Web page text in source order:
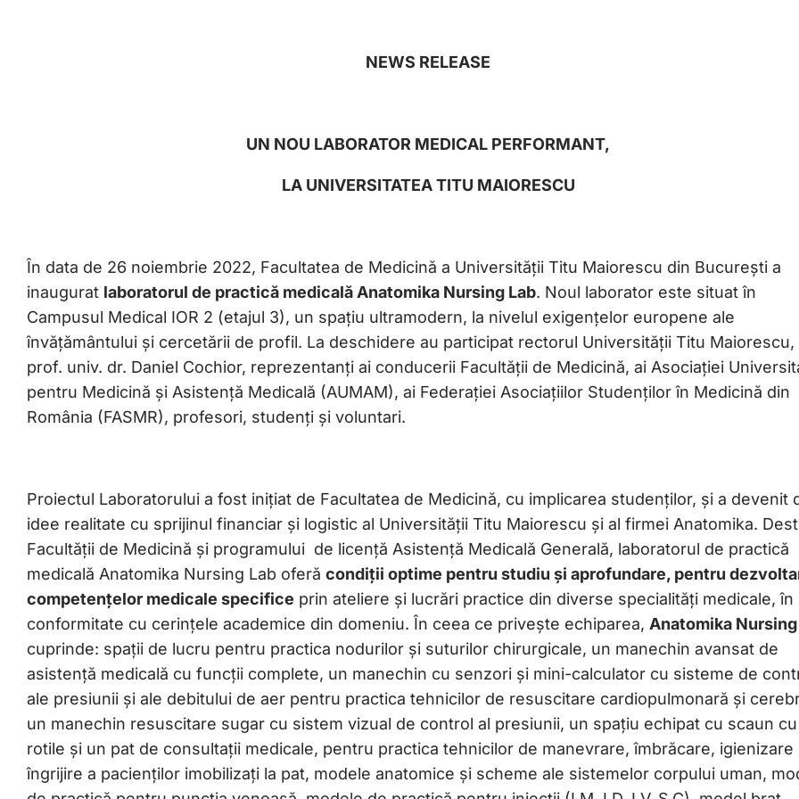
NEWS RELEASE
UN NOU LABORATOR MEDICAL PERFORMANT,
LA UNIVERSITATEA TITU MAIORESCU
În data de 26 noiembrie 2022, Facultatea de Medicină a Universității Titu Maiorescu din București a
inaugurat laboratorul de practică medicală Anatomika Nursing Lab. Noul laborator este situat în
Campusul Medical IOR 2 (etajul 3), un spațiu ultramodern, la nivelul exigențelor europene ale
învățământului și cercetării de profil. La deschidere au participat rectorul Universității Titu Maiorescu,
prof. univ. dr. Daniel Cochior, reprezentanți ai conducerii Facultății de Medicină, ai Asociației
pentru Medicină și Asistență Medicală (AUMAM), ai Federației Asociațiilor Studenților în Medicină din
România (FASMR), profesori, studenți și voluntari.
Proiectul Laboratorului a fost inițiat de Facultatea de Medicină, cu implicarea studenților, și a devenit
idee realitate cu sprijinul financiar și logistic al Universității Titu Maiorescu și al firmei Anatomika.
Facultății de Medicină și programului de licență Asistență Medicală Generală, laboratorul de practică
medicală Anatomika Nursing Lab oferă condiții optime pentru studiu și aprofundare, pentru
competențelor medicale specifice prin ateliere și lucrări practice din diverse specialități medicale, în
conformitate cu cerințele academice din domeniu. În ceea ce privește echiparea, Anatomika Nursing
cuprinde: spații de lucru pentru practica nodurilor și suturilor chirurgicale, un manechin avansat de
asistență medicală cu funcții complete, un manechin cu senzori și mini-calculator cu sisteme de
ale presiunii și ale debitului de aer pentru practica tehnicilor de resuscitare cardiopulmonară și
un manechin resuscitare sugar cu sistem vizual de control al presiunii, un spațiu echipat cu scaun cu
rotile și un pat de consultații medicale, pentru practica tehnicilor de manevrare, îmbrăcare, igienizare
îngrijire a pacienților imobilizați la pat, modele anatomice și scheme ale sistemelor corpului uman,